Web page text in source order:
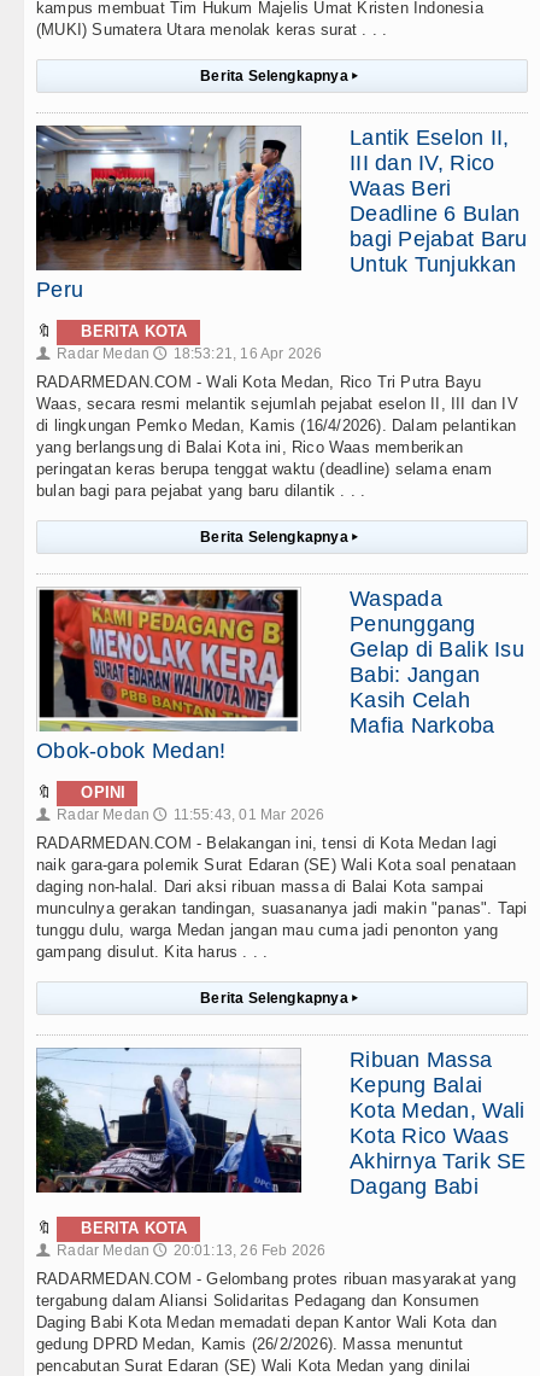
kampus membuat Tim Hukum Majelis Umat Kristen Indonesia
(MUKI) Sumatera Utara menolak keras surat . . .
Berita Selengkapnya ▸
Lantik Eselon II,
III dan IV, Rico
Waas Beri
Deadline 6 Bulan
bagi Pejabat Baru
Untuk Tunjukkan
Peru
🔖 BERITA KOTA
👤 Radar Medan 🕔 18:53:21, 16 Apr 2026
RADARMEDAN.COM - Wali Kota Medan, Rico Tri Putra Bayu
Waas, secara resmi melantik sejumlah pejabat eselon II, III dan IV
di lingkungan Pemko Medan, Kamis (16/4/2026). Dalam pelantikan
yang berlangsung di Balai Kota ini, Rico Waas memberikan
peringatan keras berupa tenggat waktu (deadline) selama enam
bulan bagi para pejabat yang baru dilantik . . .
Berita Selengkapnya ▸
Waspada
Penunggang
Gelap di Balik Isu
Babi: Jangan
Kasih Celah
Mafia Narkoba
Obok-obok Medan!
🔖 OPINI
👤 Radar Medan 🕔 11:55:43, 01 Mar 2026
RADARMEDAN.COM - Belakangan ini, tensi di Kota Medan lagi
naik gara-gara polemik Surat Edaran (SE) Wali Kota soal penataan
daging non-halal. Dari aksi ribuan massa di Balai Kota sampai
munculnya gerakan tandingan, suasananya jadi makin "panas". Tapi
tunggu dulu, warga Medan jangan mau cuma jadi penonton yang
gampang disulut. Kita harus . . .
Berita Selengkapnya ▸
Ribuan Massa
Kepung Balai
Kota Medan, Wali
Kota Rico Waas
Akhirnya Tarik SE
Dagang Babi
🔖 BERITA KOTA
👤 Radar Medan 🕔 20:01:13, 26 Feb 2026
RADARMEDAN.COM - Gelombang protes ribuan masyarakat yang
tergabung dalam Aliansi Solidaritas Pedagang dan Konsumen
Daging Babi Kota Medan memadati depan Kantor Wali Kota dan
gedung DPRD Medan, Kamis (26/2/2026). Massa menuntut
pencabutan Surat Edaran (SE) Wali Kota Medan yang dinilai